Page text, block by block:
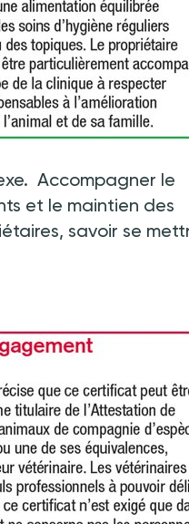
Accompagner le
et le maintien des
savoir se